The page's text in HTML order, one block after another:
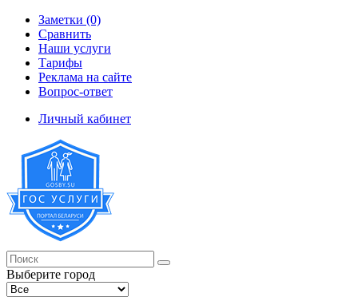
Заметки (0)
Сравнить
Наши услуги
Тарифы
Реклама на сайте
Вопрос-ответ
Личный кабинет
Выберите город